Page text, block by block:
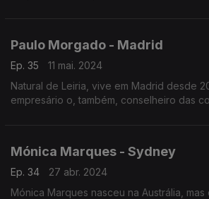
Paulo Morgado - Madrid
Ep. 35
11 mai. 2024
Natural de Leiria, vive em Madrid desde
empresário o, também, conselheiro das
Mónica Marques - Sydney
Ep. 34
27 abr. 2024
Mónica Marques nasceu na Austrália,